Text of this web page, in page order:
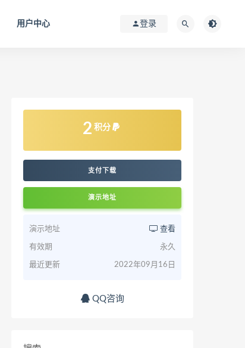
用户中心 登录
2 积分
支付下载
演示地址
演示地址 查看
有效期 永久
最近更新 2022年09月16日
QQ咨询